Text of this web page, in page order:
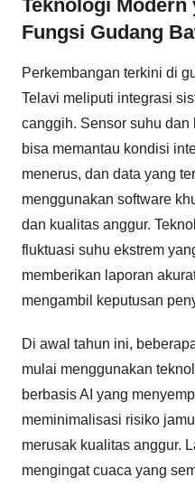
Teknologi Modern
Fungsi Gudang
Perkembangan terkini di
Telavi meliputi integrasi
canggih. Sensor suhu
bisa memantau kondisi
menerus, dan data yang
menggunakan software
dan kualitas anggur.
fluktuasi suhu ekstrem
memberikan laporan
mengambil keputusan
Di awal tahun ini,
mulai menggunakan
berbasis AI yang
meminimalisasi risiko
merusak kualitas anggur.
mengingat cuaca yang